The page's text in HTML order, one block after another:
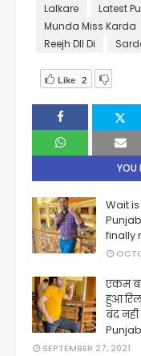
Lalkare
Latest
Munda Miss Karda
Reejh DIl Di
Like 2
YOU
Wait
finally
एकम
हुआ
बंद
SEPTEMBER 27, 2021